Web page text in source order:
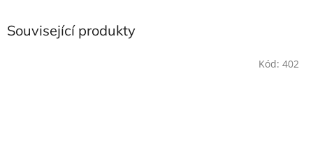
Související produkty
Kód: 402